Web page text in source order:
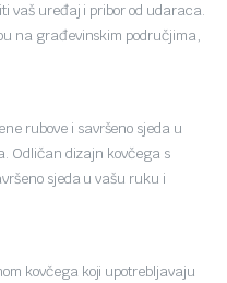
vaš uređaj i pribor od udaraca.
na građevinskim područjima,
rubove i savršeno sjeda u
Odličan dizajn kovčega s
sjeda u vašu ruku i
kovčega koji upotrebljavaju